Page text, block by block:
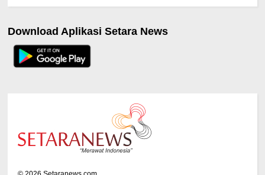
Download Aplikasi Setara News